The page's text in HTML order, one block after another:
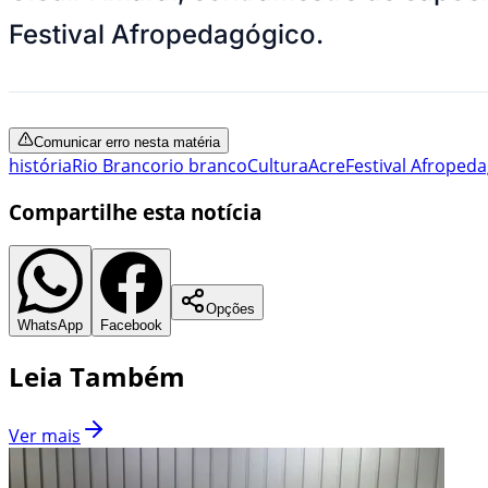
Festival Afropedagógico.
Comunicar erro nesta matéria
históriaRio Brancorio brancoCulturaAcreFestival
Compartilhe esta notícia
WhatsApp Facebook
Opções
Leia Também
Ver mais